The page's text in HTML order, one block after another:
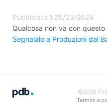
Pubblicato il 25/03/2024
Qualcosa non va con
Segnalalo a Produzioni dal
©2026
Termini e